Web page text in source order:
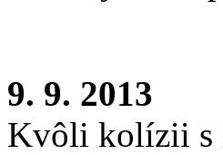
9. 9. 2013
Kvôli kolízii s